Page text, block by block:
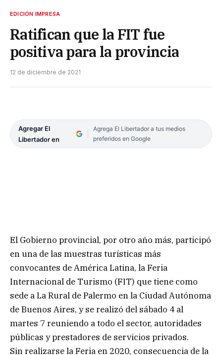
EDICIÓN IMPRESA
Ratifican que la FIT fue
positiva para la provincia
12 de diciembre de 2021
Agregar El
Libertador en
Agrega El Libertador a tus medios
preferidos en Google
El Gobierno provincial, por otro año más, participó
en una de las muestras turísticas más
convocantes de América Latina, la Feria
Internacional de Turismo (FIT) que tiene como
sede a La Rural de Palermo en la Ciudad Autónoma
de Buenos Aires, y se realizó del sábado 4 al
martes 7 reuniendo a todo el sector, autoridades
públicas y prestadores de servicios privados.
Sin realizarse la Feria en 2020, consecuencia de la